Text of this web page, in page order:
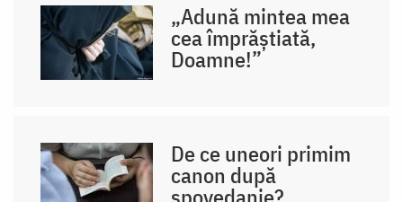
„Adună mintea mea
cea împrăștiată,
Doamne!”
De ce uneori primim
canon după